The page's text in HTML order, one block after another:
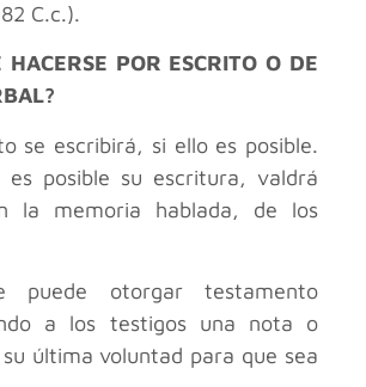
C.c.).
HACERSE POR ESCRITO O DE
se escribirá, si ello es posible.
posible su escritura, valdrá
la memoria hablada, de los
puede otorgar testamento
a los testigos una nota o
última voluntad para que sea